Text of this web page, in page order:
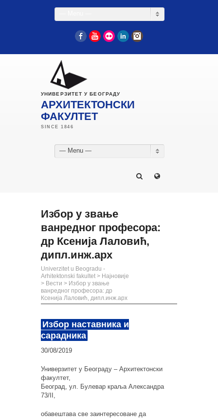
FacebookYouTube
Flickr LinkedIn
УНИВЕРЗИТЕТ У БЕОГРАДУ
АРХИТЕКТОНСКИ
ФАКУЛТЕТ
— Menu —
Избор у звање
ванредног професора:
др Ксенија Лаловић,
дипл.инж.арх
Univerzitet u Beogradu -
Arhitektonski fakultet > Најновије
> Вести > Избор у звање
ванредног професора: др
Ксенија Лаловић, дипл.инж.арх
Избор наставника и
сарадника
30/08/2019
Универзитет у Београду – Архитектонски
факултет,
Београд, ул. Булевар краља Александра
73/II,
обавештава све заинтересоване да